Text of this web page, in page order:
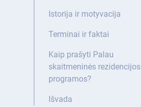
Istorija ir motyvacija
Terminai ir faktai
Kaip prašyti Palau
skaitmeninės rezidencijos
programos?
Išvada